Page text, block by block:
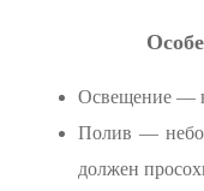
Освещение —
Полив —
должен